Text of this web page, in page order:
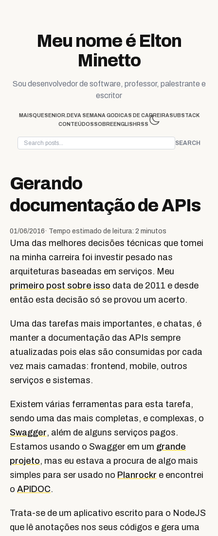
Meu nome é Elton
Minetto
Sou desenvolvedor de software, professor, palestrante e
escritor
MAISQUESENIOR.DEVA SEMANA GO DICAS DE CARREIRASUBSTACK
CONTEÚDOSSOBREENGLISH RSS
SEARCH
Gerando
documentação de APIs
01/06/2016· Tempo estimado de leitura: 2 minutos
Uma das melhores decisões técnicas que tomei
na minha carreira foi investir pesado nas
arquiteturas baseadas em serviços. Meu
primeiro post sobre isso data de 2011 e desde
então esta decisão só se provou um acerto.
Uma das tarefas mais importantes, e chatas, é
manter a documentação das APIs sempre
atualizadas pois elas são consumidas por cada
vez mais camadas: frontend, mobile, outros
serviços e sistemas.
Existem várias ferramentas para esta tarefa,
sendo uma das mais completas, e complexas, o
Swagger, além de alguns serviços pagos.
Estamos usando o Swagger em um grande
projeto, mas eu estava a procura de algo mais
simples para ser usado no Planrockr e encontrei
o APIDOC.
Trata-se de um aplicativo escrito para o NodeJS
que lê anotações nos seus códigos e gera uma